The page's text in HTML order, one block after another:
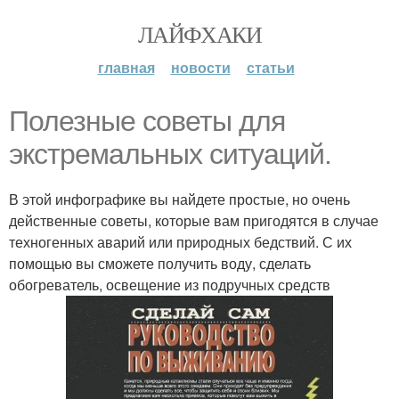
ЛАЙФХАКИ
главная новости статьи
Полезные советы для
экстремальных ситуаций.
В этой инфографике вы найдете простые, но очень
действенные советы, которые вам пригодятся в случае
техногенных аварий или природных бедствий. С их
помощью вы сможете получить воду, сделать
обогреватель, освещение из подручных средств